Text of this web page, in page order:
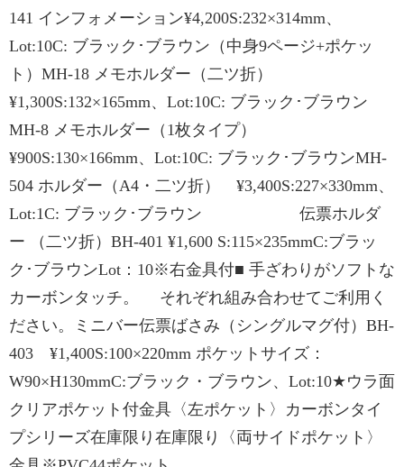
141 インフォメーション¥4,200S:232×314mm、
Lot:10C: ブラック･ブラウン（中身9ページ+ポケッ
ト）MH-18 メモホルダー（二ツ折）
¥1,300S:132×165mm、Lot:10C: ブラック･ブラウン
MH-8 メモホルダー（1枚タイプ）
¥900S:130×166mm、Lot:10C: ブラック･ブラウンMH-
504 ホルダー（A4・二ツ折） ¥3,400S:227×330mm、
Lot:1C: ブラック･ブラウン 伝票ホルダ
ー （二ツ折）BH-401 ¥1,600 S:115×235mmC:ブラッ
ク･ブラウンLot：10※右金具付■ 手ざわりがソフトな
カーボンタッチ。 それぞれ組み合わせてご利用く
ださい。ミニバー伝票ばさみ（シングルマグ付）BH-
403 ¥1,400S:100×220mm ポケットサイズ：
W90×H130mmC:ブラック・ブラウン、Lot:10★ウラ面
クリアポケット付金具〈左ポケット〉カーボンタイ
プシリーズ在庫限り在庫限り〈両サイドポケット〉